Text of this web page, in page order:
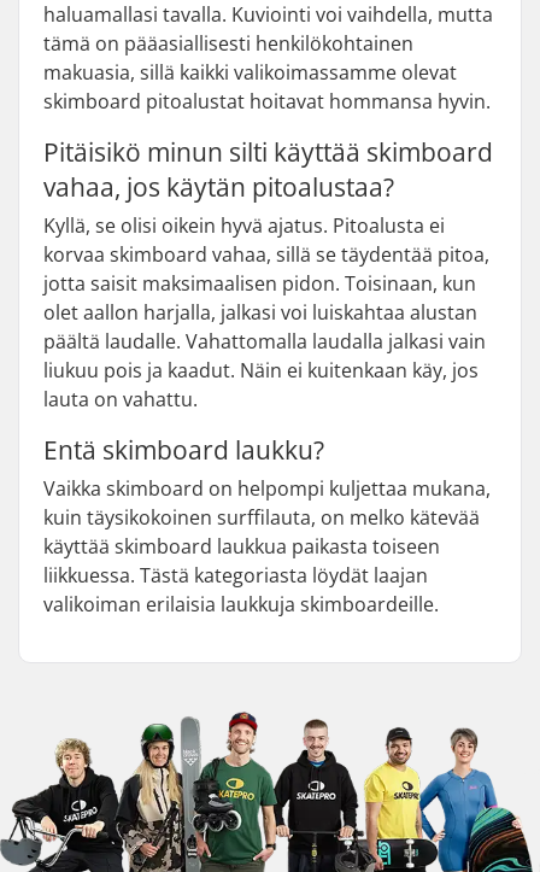
haluamallasi tavalla. Kuviointi voi vaihdella, mutta
tämä on pääasiallisesti henkilökohtainen
makuasia, sillä kaikki valikoimassamme olevat
skimboard pitoalustat hoitavat hommansa hyvin.
Pitäisikö minun silti käyttää skimboard
vahaa, jos käytän pitoalustaa?
Kyllä, se olisi oikein hyvä ajatus. Pitoalusta ei
korvaa skimboard vahaa, sillä se täydentää pitoa,
jotta saisit maksimaalisen pidon. Toisinaan, kun
olet aallon harjalla, jalkasi voi luiskahtaa alustan
päältä laudalle. Vahattomalla laudalla jalkasi vain
liukuu pois ja kaadut. Näin ei kuitenkaan käy, jos
lauta on vahattu.
Entä skimboard laukku?
Vaikka skimboard on helpompi kuljettaa mukana,
kuin täysikokoinen surffilauta, on melko kätevää
käyttää skimboard laukkua paikasta toiseen
liikkuessa. Tästä kategoriasta löydät laajan
valikoiman erilaisia laukkuja skimboardeille.